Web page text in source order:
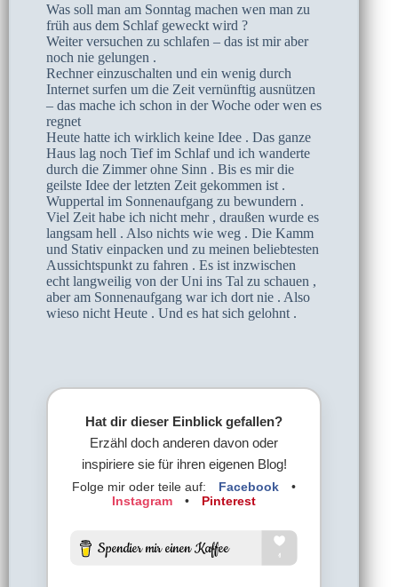
Was soll man am Sonntag machen wen man zu
früh aus dem Schlaf geweckt wird ?
Weiter versuchen zu schlafen – das ist mir aber
noch nie gelungen .
Rechner einzuschalten und ein wenig durch
Internet surfen um die Zeit vernünftig ausnützen
– das mache ich schon in der Woche oder wen es
regnet
Heute hatte ich wirklich keine Idee . Das ganze
Haus lag noch Tief im Schlaf und ich wanderte
durch die Zimmer ohne Sinn . Bis es mir die
geilste Idee der letzten Zeit gekommen ist .
Wuppertal im Sonnenaufgang zu bewundern .
Viel Zeit habe ich nicht mehr , draußen wurde es
langsam hell . Also nichts wie weg . Die Kamm
und Stativ einpacken und zu meinen beliebtesten
Aussichtspunkt zu fahren . Es ist inzwischen
echt langweilig von der Uni ins Tal zu schauen ,
aber am Sonnenaufgang war ich dort nie . Also
wieso nicht Heute . Und es hat sich gelohnt .
Hat dir dieser Einblick gefallen?
Erzähl doch anderen davon oder
inspiriere sie für ihren eigenen Blog!
Folge mir oder teile auf: Facebook
•
Instagram
• Pinterest